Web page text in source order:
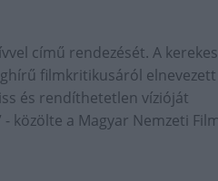
című rendezését. A
filmkritikusáról
és rendíthetetlen vízióját
közölte a Magyar Nemzeti